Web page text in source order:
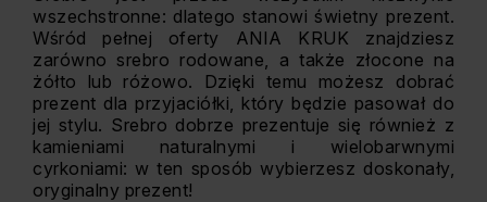
wszechstronne: dlatego stanowi świetny prezent.
Wśród pełnej oferty ANIA KRUK znajdziesz
zarówno srebro rodowane, a także złocone na
żółto lub różowo. Dzięki temu możesz dobrać
prezent dla przyjaciółki, który będzie pasował do
jej stylu. Srebro dobrze prezentuje się również z
kamieniami naturalnymi i wielobarwnymi
cyrkoniami: w ten sposób wybierzesz doskonały,
oryginalny prezent!